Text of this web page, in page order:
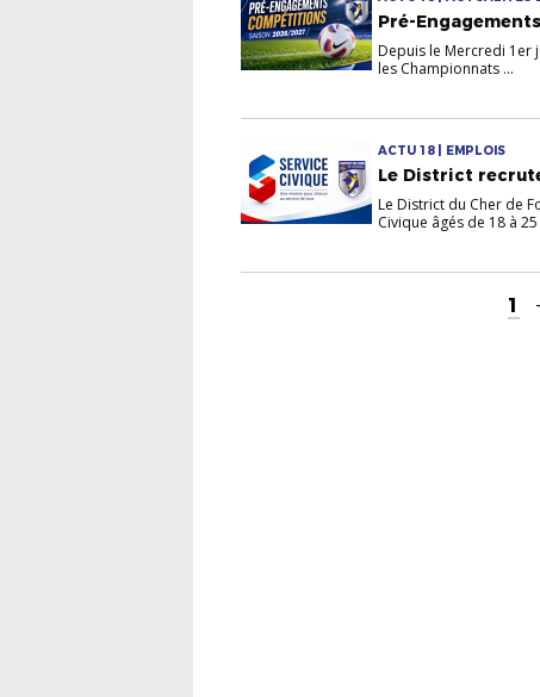
Pré-
Depuis le Mercredi 1er
les Championnats ...
ACTU 18 | EMPLOIS
Le District
Le District du Cher de
Civique âgés de 18 à 25
1 -